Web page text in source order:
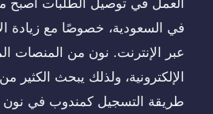
العمل في توصيل الطلبات أصبح
في السعودية، خصوصًا مع زيادة
عبر الإنترنت. نون من المنصات
الإلكترونية، ولذلك يبحث الكثير
طريقة التسجيل كمندوب في نون